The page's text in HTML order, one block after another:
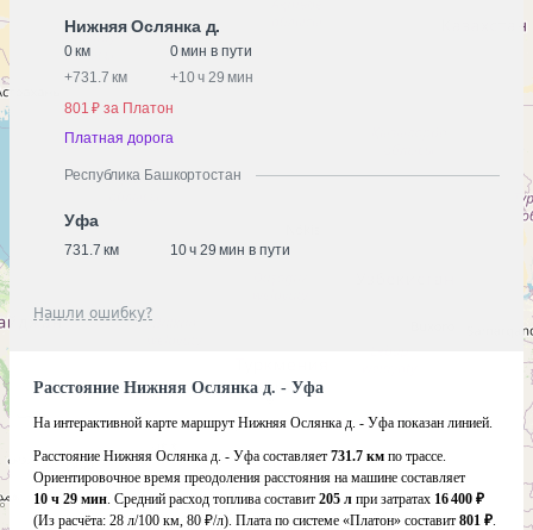
Нижняя Ослянка д.
0 км
0 мин в пути
+731.7 км +10 ч 29 мин
801 ₽ за Платон
Платная дорога
Республика Башкортостан
Уфа
731.7 км 10 ч 29 мин в пути
Нашли ошибку?
Расстояние Нижняя Ослянка д. - Уфа
На интерактивной карте маршрут Нижняя Ослянка д. - Уфа показан линией.
Расстояние Нижняя Ослянка д. - Уфа составляет 731.7 км по трассе.
Ориентировочное время преодоления расстояния на машине составляет
10 ч 29 мин. Средний расход топлива составит 205 л при затратах 16 400 ₽
(Из расчёта: 28 л/100 км, 80 ₽/л). Плата по системе «Платон» составит 801 ₽.